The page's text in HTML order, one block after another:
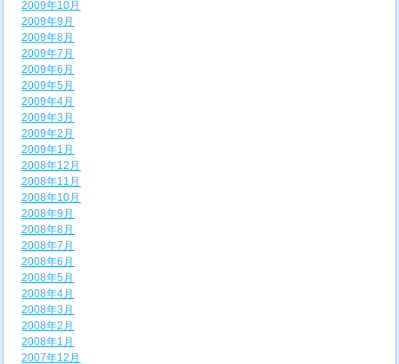
2009年10月
2009年9月
2009年8月
2009年7月
2009年6月
2009年5月
2009年4月
2009年3月
2009年2月
2009年1月
2008年12月
2008年11月
2008年10月
2008年9月
2008年8月
2008年7月
2008年6月
2008年5月
2008年4月
2008年3月
2008年2月
2008年1月
2007年12月